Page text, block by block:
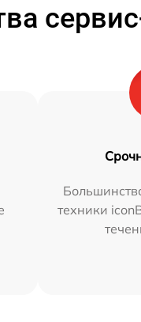
техники